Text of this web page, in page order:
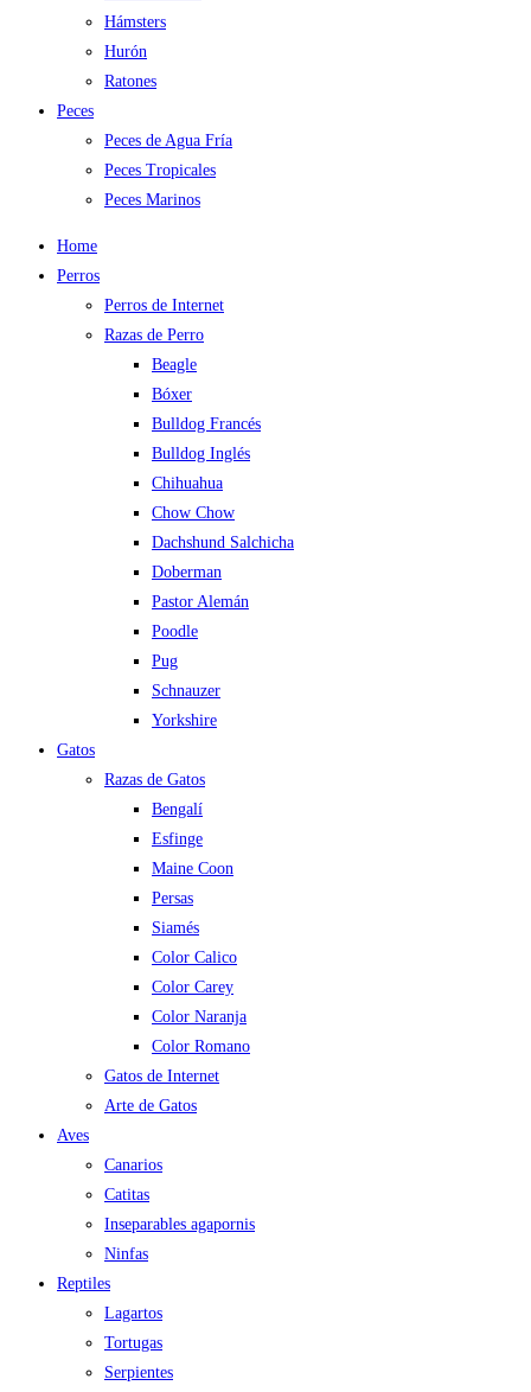
Hámsters
Hurón
Ratones
Peces
Peces de Agua Fría
Peces Tropicales
Peces Marinos
Home
Perros
Perros de Internet
Razas de Perro
Beagle
Bóxer
Bulldog Francés
Bulldog Inglés
Chihuahua
Chow Chow
Dachshund Salchicha
Doberman
Pastor Alemán
Poodle
Pug
Schnauzer
Yorkshire
Gatos
Razas de Gatos
Bengalí
Esfinge
Maine Coon
Persas
Siamés
Color Calico
Color Carey
Color Naranja
Color Romano
Gatos de Internet
Arte de Gatos
Aves
Canarios
Catitas
Inseparables agapornis
Ninfas
Reptiles
Lagartos
Tortugas
Serpientes